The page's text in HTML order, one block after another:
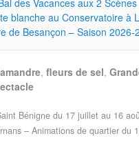
des Vacances aux 2 Scènes
blanche au Conservatoire à
de Besançon – Saison 2026-
, fleurs de sel,
Bénigne du 17 juillet au 16
– Animations de quartier du